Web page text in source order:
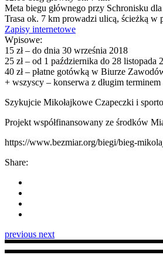
Meta biegu głównego przy Schronisku
Trasa ok. 7 km prowadzi ulicą, ścieżką w
Zapisy internetowe
Wpisowe:
15 zł – do dnia 30 września 2018
25 zł – od 1 października do 28 listopada
40 zł – płatne gotówką w Biurze
+ wszyscy – konserwa z długim
Szykujcie Mikołajkowe Czapeczki i
Projekt współfinansowany ze środków
https://www.bezmiar.org/biegi/bieg-
Share:
previous next